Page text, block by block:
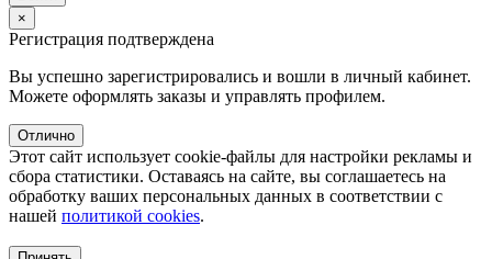
×
Регистрация подтверждена
Вы успешно зарегистрировались и вошли в личный кабинет.
Можете оформлять заказы и управлять профилем.
Отлично
Этот сайт использует cookie-файлы для настройки рекламы и
сбора статистики. Оставаясь на сайте, вы соглашаетесь на
обработку ваших персональных данных в соответствии с
нашей политикой cookies.